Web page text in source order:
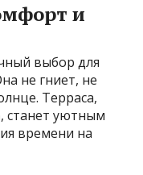
и
выбор для
не гниет, не
Терраса,
станет уютным
времени на